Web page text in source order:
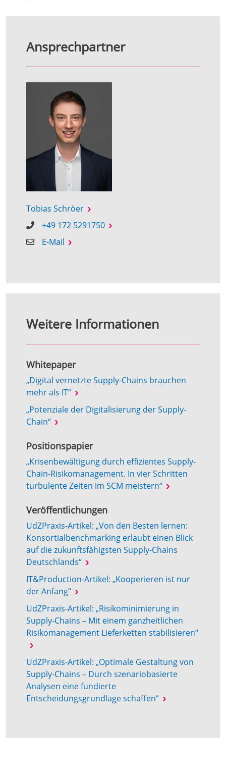
Ansprechpartner
Tobias Schröer
+49 172 5291750
E-Mail
Weitere Informationen
Whitepaper
„Digital vernetzte Supply-Chains brauchen
mehr als IT“
„Potenziale der Digitalisierung der Supply-
Chain“
Positionspapier
„Krisenbewältigung durch effizientes Supply-
Chain-Risikomanagement. In vier Schritten
turbulente Zeiten im SCM meistern“
Veröffentlichungen
UdZPraxis-Artikel: „Von den Besten lernen:
Konsortialbenchmarking erlaubt einen Blick
auf die zukunftsfähigsten Supply-Chains
Deutschlands“
IT&Production-Artikel: „Kooperieren ist nur
der Anfang“
UdZPraxis-Artikel: „Risikominimierung in
Supply-Chains – Mit einem ganzheitlichen
Risikomanagement Lieferketten stabilisieren“
UdZPraxis-Artikel: „Optimale Gestaltung von
Supply-Chains – Durch szenariobasierte
Analysen eine fundierte
Entscheidungsgrundlage schaffen“